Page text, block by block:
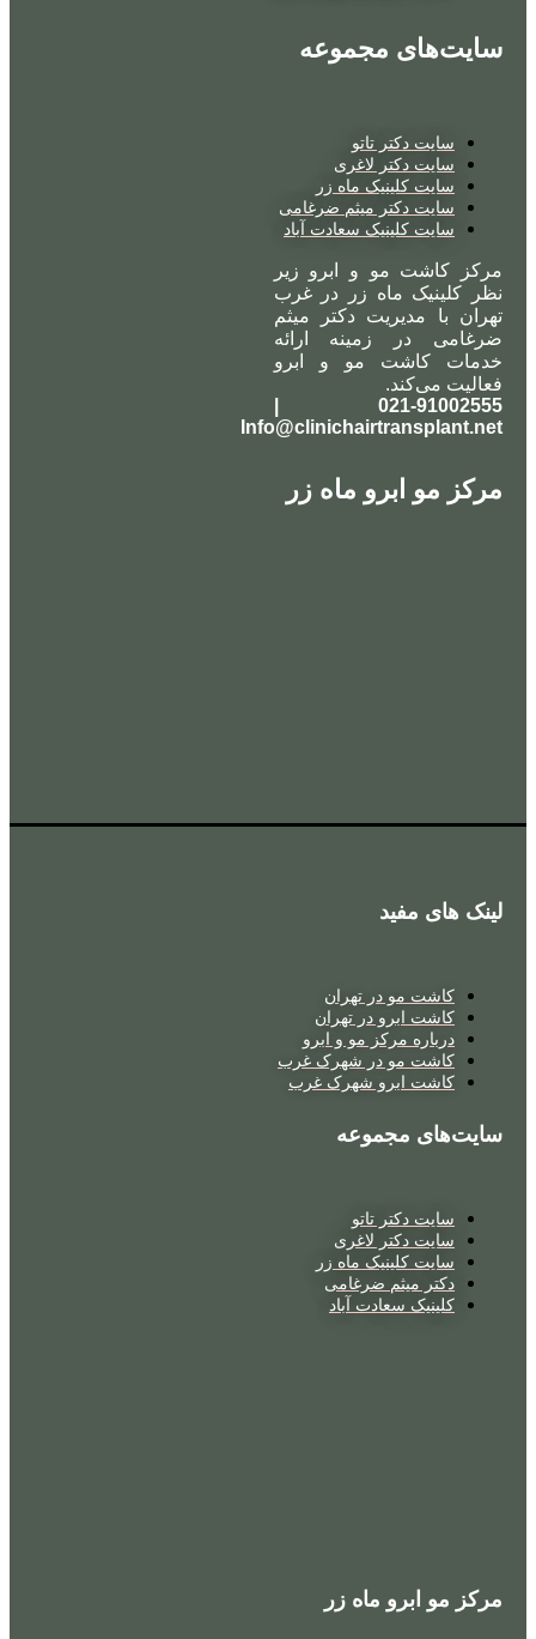
سایت‌های مجموعه
سایت دکتر تاتو
سایت دکتر لاغری
سایت کلینیک ماه زر
سایت دکتر میثم ضرغامی
سایت کلینیک سعادت آباد
مرکز کاشت مو و ابرو زیر
نظر کلینیک ماه زر در غرب
تهران با مدیریت دکتر میثم
ضرغامی در زمینه ارائه
خدمات کاشت مو و ابرو
فعالیت می‌کند.
Info@clinichairtransplant.net
مرکز مو ابرو ماه زر
لینک های مفید
کاشت مو در تهران
کاشت ابرو در تهران
درباره مرکز مو و ابرو
کاشت مو در شهرک غرب
کاشت ابرو شهرک غرب
سایت‌های مجموعه
سایت دکتر تاتو
سایت دکتر لاغری
سایت کلینیک ماه زر
دکتر میثم ضرغامی
کلینیک سعادت آباد
مرکز مو ابرو ماه زر